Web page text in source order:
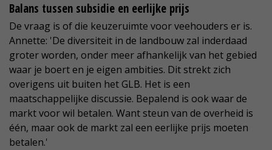
Balans tussen subsidie en eerlijke prijs
De vraag is of die keuzeruimte voor veehouders er is.
Annette: 'De diversiteit in de landbouw zal inderdaad
groter worden, onder meer afhankelijk van het gebied
waar je boert en je eigen ambities. Dit strekt zich
overigens uit buiten het GLB. Het is een
maatschappelijke discussie. Bepalend is ook waar de
markt voor wil betalen. Want steun van de overheid is
één, maar ook de markt zal een eerlijke prijs moeten
betalen.'